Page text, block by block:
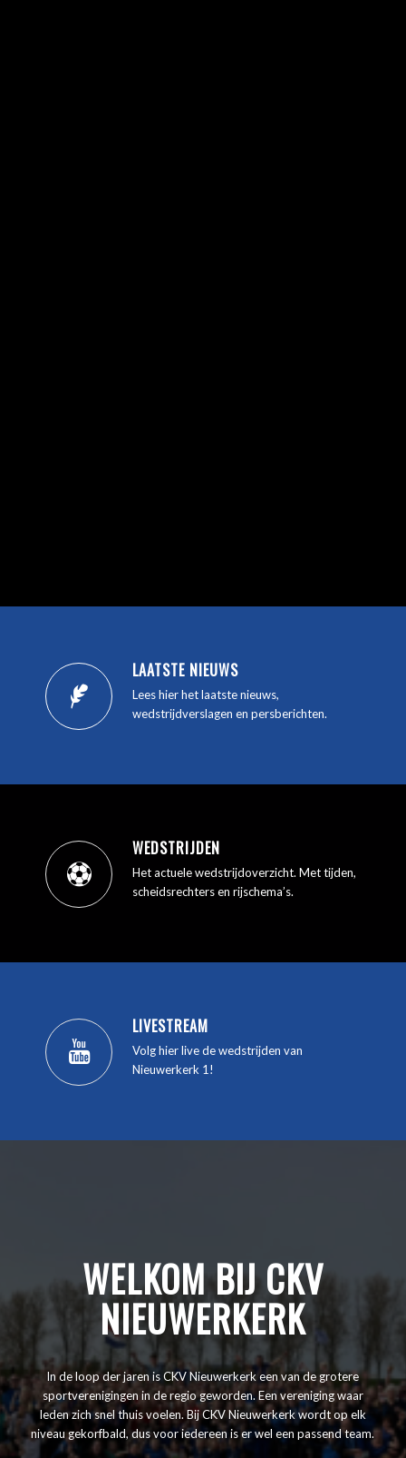
LAATSTE NIEUWS
Lees hier het laatste nieuws,
wedstrijdverslagen en persberichten.
WEDSTRIJDEN
Het actuele wedstrijdoverzicht. Met tijden,
scheidsrechters en rijschema’s.
LIVESTREAM
Volg hier live de wedstrijden van
Nieuwerkerk 1!
WELKOM BIJ CKV
NIEUWERKERK
In de loop der jaren is CKV Nieuwerkerk een van de grotere
sportverenigingen in de regio geworden. Een vereniging waar
leden zich snel thuis voelen. Bij CKV Nieuwerkerk wordt op elk
niveau gekorfbald, dus voor iedereen is er wel een passend team.